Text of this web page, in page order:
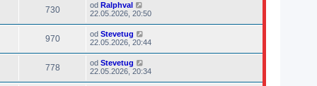
730 od Ralphval
22.05.2026, 20:50
970 od Stevetug
22.05.2026, 20:44
778 od Stevetug
22.05.2026, 20:34